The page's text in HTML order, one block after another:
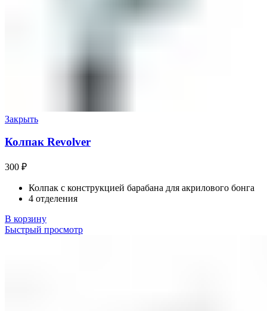
Закрыть
Колпак Revolver
300 ₽
Колпак с конструкцией барабана для акрилового бонга
4 отделения
В корзину
Быстрый просмотр